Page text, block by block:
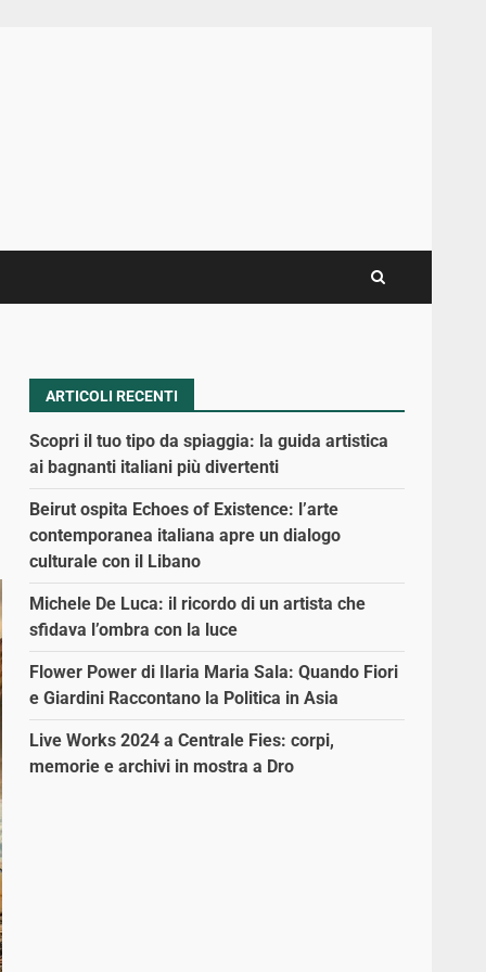
ARTICOLI RECENTI
Scopri il tuo tipo da spiaggia: la guida artistica
ai bagnanti italiani più divertenti
Beirut ospita Echoes of Existence: l’arte
contemporanea italiana apre un dialogo
culturale con il Libano
Michele De Luca: il ricordo di un artista che
sfidava l’ombra con la luce
Flower Power di Ilaria Maria Sala: Quando Fiori
e Giardini Raccontano la Politica in Asia
Live Works 2024 a Centrale Fies: corpi,
memorie e archivi in mostra a Dro